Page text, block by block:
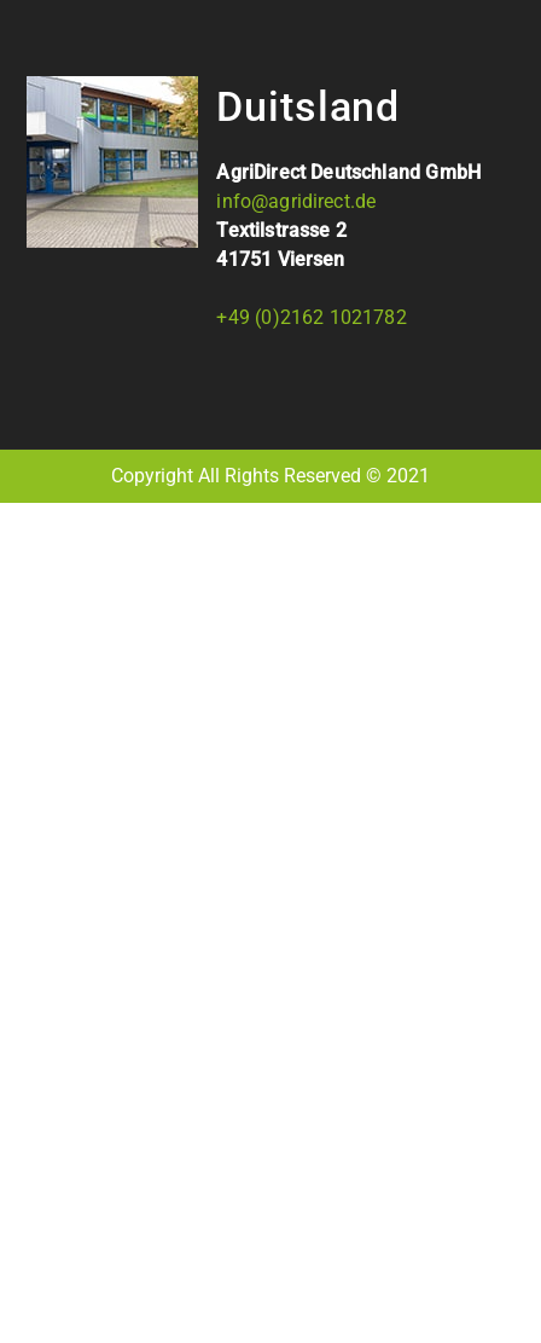
Duitsland
AgriDirect Deutschland GmbH
info@agridirect.de
Textilstrasse 2
41751 Viersen
+49 (0)2162 1021782
Copyright All Rights Reserved © 2021